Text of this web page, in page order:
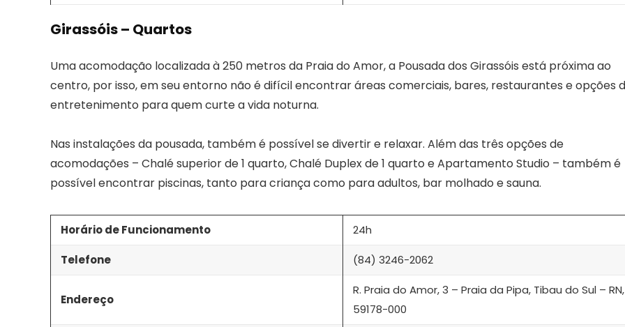
Girassóis – Quartos
Uma acomodação localizada à 250 metros da Praia do Amor, a Pousada dos Girassóis está próxima ao
centro, por isso, em seu entorno não é difícil encontrar áreas comerciais, bares, restaurantes e opções
entretenimento para quem curte a vida noturna.
Nas instalações da pousada, também é possível se divertir e relaxar. Além das três opções de
acomodações – Chalé superior de 1 quarto, Chalé Duplex de 1 quarto e Apartamento Studio – também é
possível encontrar piscinas, tanto para criança como para adultos, bar molhado e sauna.
Horário de Funcionamento 24h
Telefone (84) 3246-2062
Endereço
R. Praia do Amor, 3 – Praia da Pipa, Tibau do Sul – RN,
59178-000